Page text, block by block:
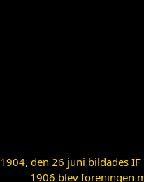
1904, den 26 juni bildades
1906 blev föreningen